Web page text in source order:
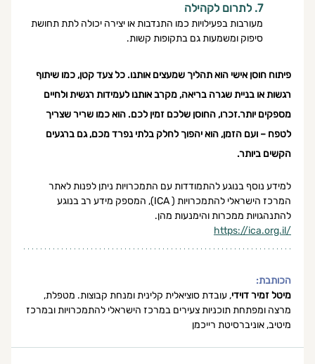
7. לתרום לקהילה
מעורבות בפעילויות כמו התנדבות או יצירה יכולה לתת תחושת
סיפוק ומשמעות גם בתקופות קשות.
פיתוח חוסן אישי הוא תהליך שמעצים אותנו. כל צעד קטן, כמו שיתוף
רגשות או בניית שגרה בריאה, מקרב אותנו לעמידות רגשית ולחיים
מספקים יותר.זכרו, החוסן שלכם זמין לכם. הוא כמו שריר שצריך
לטפח – ועם הזמן, הוא יהפוך לחלק בלתי נפרד מכם, גם ברגעים
הקשים ביותר.
למידע נוסף בנוגע להתמודדות עם התמכרויות ניתן לפנות לאתר
המרכז הישראלי להתמכרויות ( ICA), המספק מידע רב בנוגע
להתנהגויות ממכרות והימנעות מהן.
https://ica.org.il/
הכותבת:
מיטל זמיר דוידי, עובדת סוציאלית קלינית ומנחת קבוצות. מטפלת,
מרצה ומפתחת תוכניות צעירים במרכז הישראלי להתמכרויות ובמרכז
מיטיב, אוניברסיטת רייכמן